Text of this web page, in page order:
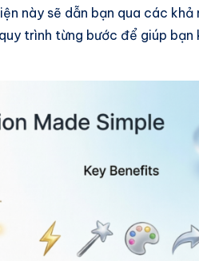
này sẽ dẫn bạn qua các khả
trình từng bước để giúp bạn